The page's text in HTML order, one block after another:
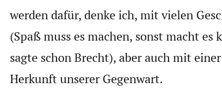
werden dafür, denke ich, mit vielen
(Spaß muss es machen, sonst macht es
sagte schon Brecht), aber auch mit
Herkunft unserer Gegenwart.